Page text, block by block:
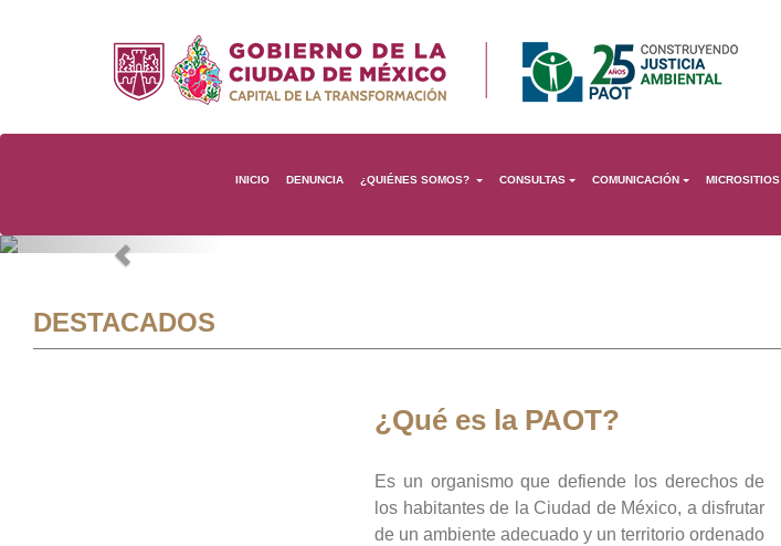
INICIO DENUNCIA ¿QUIÉNES SOMOS? CONSULTAS COMUNICACIÓN MICROSITIOS
Previous
DESTACADOS
¿Qué es la PAOT?
Es un organismo que defiende los derechos de
los habitantes de la Ciudad de México, a disfrutar
de un ambiente adecuado y un territorio ordenado